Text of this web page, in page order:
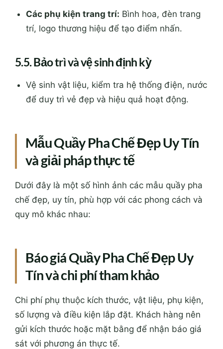
Các phụ kiện trang trí: Bình hoa, đèn trang
trí, logo thương hiệu để tạo điểm nhấn.
5.5. Bảo trì và vệ sinh định kỳ
Vệ sinh vật liệu, kiểm tra hệ thống điện, nước
để duy trì vẻ đẹp và hiệu quả hoạt động.
Mẫu Quầy Pha Chế Đẹp Uy Tín
và giải pháp thực tế
Dưới đây là một số hình ảnh các mẫu quầy pha
chế đẹp, uy tín, phù hợp với các phong cách và
quy mô khác nhau:
Báo giá Quầy Pha Chế Đẹp Uy
Tín và chi phí tham khảo
Chi phí phụ thuộc kích thước, vật liệu, phụ kiện,
số lượng và điều kiện lắp đặt. Khách hàng nên
gửi kích thước hoặc mặt bằng để nhận báo giá
sát với phương án thực tế.